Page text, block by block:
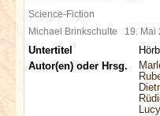
Science-Fiction
Michael Brinkschulte 19. Mai
Untertitel
Autor(en) oder Hrsg.